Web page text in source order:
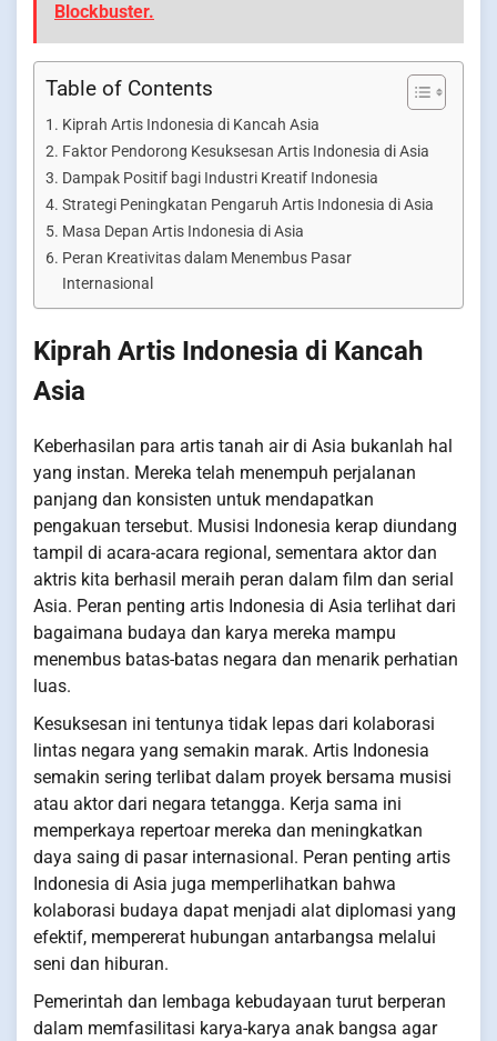
Blockbuster.
Table of Contents
Kiprah Artis Indonesia di Kancah Asia
Faktor Pendorong Kesuksesan Artis Indonesia di Asia
Dampak Positif bagi Industri Kreatif Indonesia
Strategi Peningkatan Pengaruh Artis Indonesia di Asia
Masa Depan Artis Indonesia di Asia
Peran Kreativitas dalam Menembus Pasar
Internasional
Kiprah Artis Indonesia di Kancah
Asia
Keberhasilan para artis tanah air di Asia bukanlah hal
yang instan. Mereka telah menempuh perjalanan
panjang dan konsisten untuk mendapatkan
pengakuan tersebut. Musisi Indonesia kerap diundang
tampil di acara-acara regional, sementara aktor dan
aktris kita berhasil meraih peran dalam film dan serial
Asia. Peran penting artis Indonesia di Asia terlihat dari
bagaimana budaya dan karya mereka mampu
menembus batas-batas negara dan menarik perhatian
luas.
Kesuksesan ini tentunya tidak lepas dari kolaborasi
lintas negara yang semakin marak. Artis Indonesia
semakin sering terlibat dalam proyek bersama musisi
atau aktor dari negara tetangga. Kerja sama ini
memperkaya repertoar mereka dan meningkatkan
daya saing di pasar internasional. Peran penting artis
Indonesia di Asia juga memperlihatkan bahwa
kolaborasi budaya dapat menjadi alat diplomasi yang
efektif, mempererat hubungan antarbangsa melalui
seni dan hiburan.
Pemerintah dan lembaga kebudayaan turut berperan
dalam memfasilitasi karya-karya anak bangsa agar